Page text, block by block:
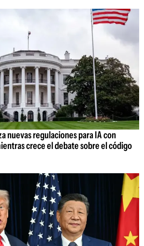
nuevas regulaciones para IA con
crece el debate sobre el código